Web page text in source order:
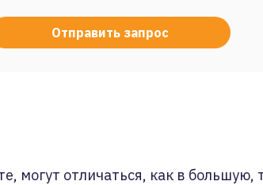
могут отличаться, как в большую,